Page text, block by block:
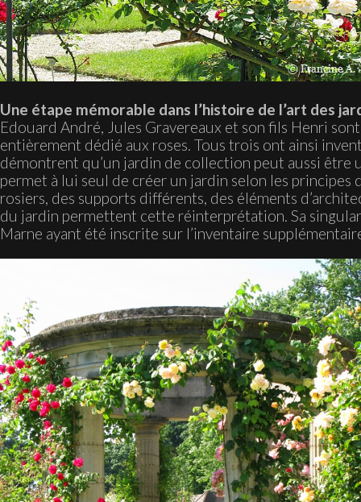
Une étape mémorable dans l’histoire de l’art des
Edouard André, Jules Gravereaux et son fils Henri
entièrement dédié aux roses. Tous trois ont ainsi
démontrent qu’un jardin de collection peut aussi être
permet à lui seul de créer un jardin selon les principes
rosiers, des supports différents, des éléments
du jardin permettent cette réinterprétation. Sa
Marne ayant été inscrite sur l’inventaire